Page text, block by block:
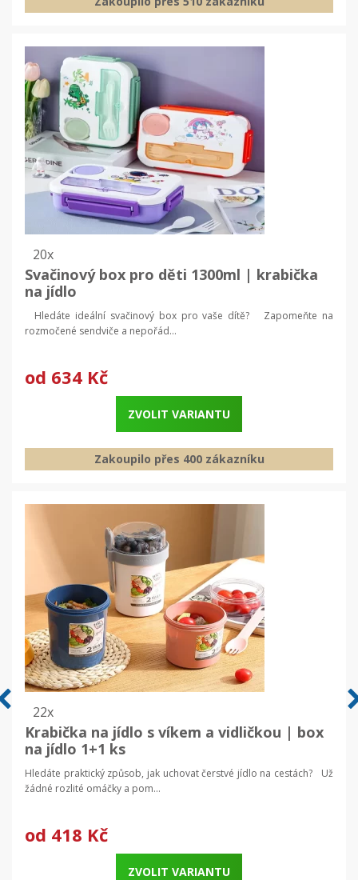
20x
Svačinový box pro děti 1300ml | krabička
na jídlo
Hledáte ideální svačinový box pro vaše dítě? Zapomeňte na
rozmočené sendviče a nepořád...
od 634 Kč
ZVOLIT VARIANTU
Zakoupilo přes 400 zákazníku
22x
Krabička na jídlo s víkem a vidličkou | box
na jídlo 1+1 ks
Hledáte praktický způsob, jak uchovat čerstvé jídlo na cestách? Už
žádné rozlité omáčky a pom...
od 418 Kč
ZVOLIT VARIANTU